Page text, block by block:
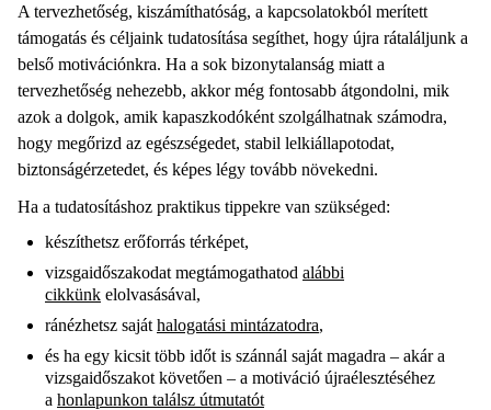
A tervezhetőség, kiszámíthatóság, a kapcsolatokból merített
támogatás és céljaink tudatosítása segíthet, hogy újra rátaláljunk a
belső motivációnkra. Ha a sok bizonytalanság miatt a
tervezhetőség nehezebb, akkor még fontosabb átgondolni, mik
azok a dolgok, amik kapaszkodóként szolgálhatnak számodra,
hogy megőrizd az egészségedet, stabil lelkiállapotodat,
biztonságérzetedet, és képes légy tovább növekedni.
Ha a tudatosításhoz praktikus tippekre van szükséged:
készíthetsz erőforrás térképet,
vizsgaidőszakodat megtámogathatod alábbi
cikkünk elolvasásával,
ránézhetsz saját halogatási mintázatodra,
és ha egy kicsit több időt is szánnál saját magadra – akár a
vizsgaidőszakot követően – a motiváció újraélesztéséhez
a honlapunkon találsz útmutatót